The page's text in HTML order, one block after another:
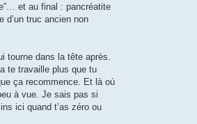
et au final : pancréatite
d’un truc ancien non
tourne dans la tête après.
te travaille plus que tu
ça recommence. Et là où
à vue. Je sais pas si
ici quand t’as zéro ou